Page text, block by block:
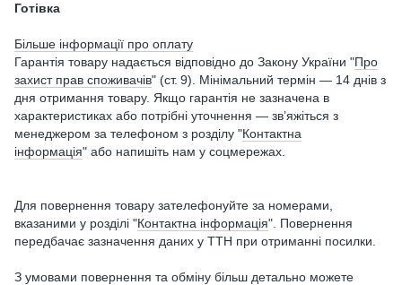
Готівка
Більше інформації про оплату
Гарантія товару надається відповідно до Закону України "Про
захист прав споживачів" (ст. 9). Мінімальний термін — 14 днів з
дня отримання товару. Якщо гарантія не зазначена в
характеристиках або потрібні уточнення — зв’яжіться з
менеджером за телефоном з розділу "Контактна
інформація" або напишіть нам у соцмережах.
Для повернення товару зателефонуйте за номерами,
вказаними у розділі "Контактна інформація". Повернення
передбачає зазначення даних у ТТН при отриманні посилки.
З умовами повернення та обміну більш детально можете